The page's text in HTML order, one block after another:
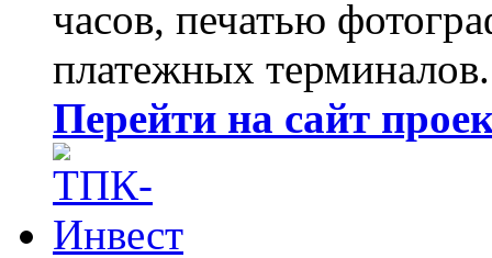
часов, печатью
платежных терминалов.
Перейти на сайт